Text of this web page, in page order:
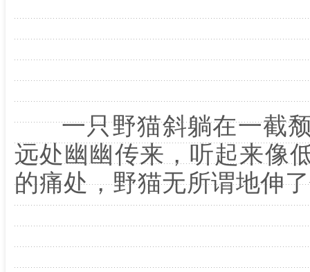
一只野猫斜躺在一截颓
远处幽幽传来，听起来像
的痛处，野猫无所谓地伸